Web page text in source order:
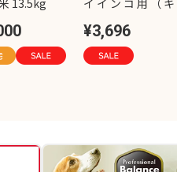
13.5kg
イインコ用（
¥3,696